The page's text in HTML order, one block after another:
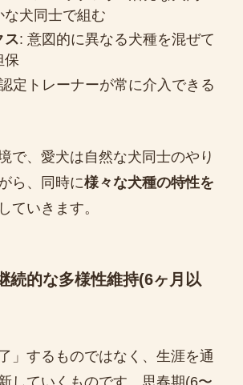
な犬同士で組む
ス: 意図的に異なる犬種を混ぜて
保
定トレーナーが常に介入できる
で、愛犬は自然な犬同士のやり
ら、同時に様々な犬種の特性を
ていきます。
続的な多様性維持(6ヶ月以
」するものではなく、生涯を通
していくものです。思春期(6〜